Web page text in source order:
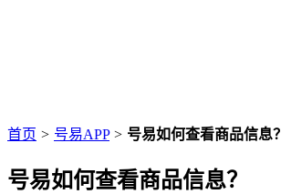
首页 > 号易APP > 号易如何查看商品信息？
号易如何查看商品信息？